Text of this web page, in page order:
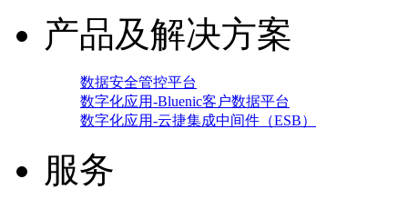
产品及解决方案
数据安全管控平台
数字化应用-Bluenic客户数据平台
数字化应用-云捷集成中间件（ESB）
服务